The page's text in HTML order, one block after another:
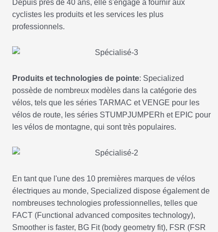
Depuis près de 40 ans, elle s'engage à fournir aux
cyclistes les produits et les services les plus
professionnels.
Produits et technologies de pointe: Specialized
possède de nombreux modèles dans la catégorie des
vélos, tels que les séries TARMAC et VENGE pour les
vélos de route, les séries STUMPJUMPERh et EPIC pour
les vélos de montagne, qui sont très populaires.
En tant que l'une des 10 premières marques de vélos
électriques au monde, Specialized dispose également de
nombreuses technologies professionnelles, telles que
FACT (Functional advanced composites technology),
Smoother is faster, BG Fit (body geometry fit), FSR (FSR